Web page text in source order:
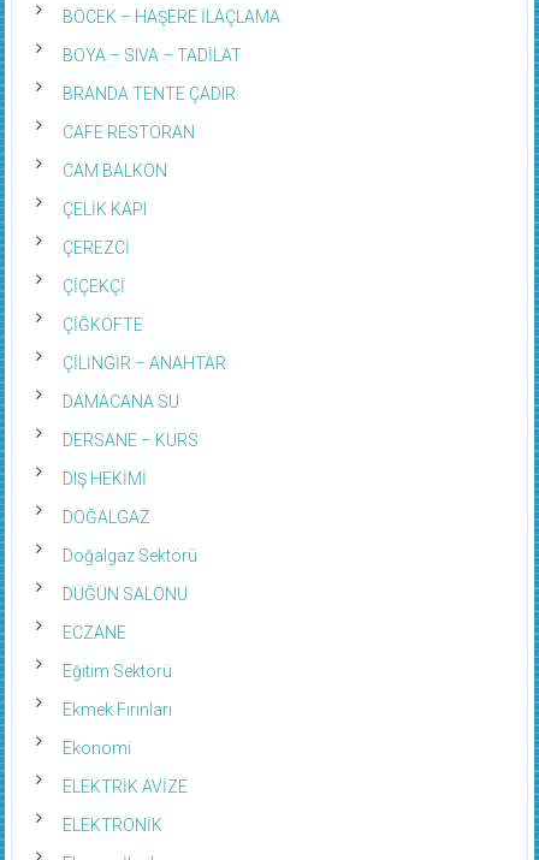
BÖCEK – HAŞERE İLAÇLAMA
BOYA – SIVA – TADİLAT
BRANDA TENTE ÇADIR
CAFE RESTORAN
CAM BALKON
ÇELİK KAPI
ÇEREZCİ
ÇİÇEKÇİ
ÇİĞKÖFTE
ÇİLİNGİR – ANAHTAR
DAMACANA SU
DERSANE – KURS
DIŞ HEKİMİ
DOĞALGAZ
Doğalgaz Sektörü
DÜĞÜN SALONU
ECZANE
Eğitim Sektörü
Ekmek Fırınları
Ekonomi
ELEKTRİK AVİZE
ELEKTRONİK